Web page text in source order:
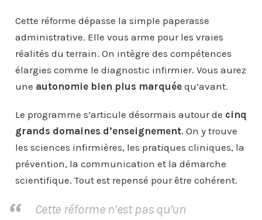
Cette réforme dépasse la simple paperasse
administrative. Elle vous arme pour les vraies
réalités du terrain. On intègre des compétences
élargies comme le diagnostic infirmier. Vous aurez
une autonomie bien plus marquéequ’avant.
Le programme s’articule désormais autour de cinq
grands domaines d’enseignement. On y trouve
les sciences infirmières, les pratiques cliniques, la
prévention, la communication et la démarche
scientifique. Tout est repensé pour être cohérent.
Cette réforme n’est pas qu’un